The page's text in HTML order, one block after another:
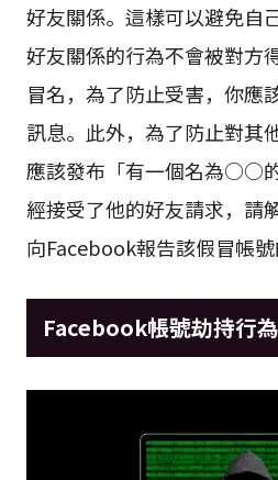
好友關係。這樣可以避免自
好友關係的行為不會被對方
冒名，為了防止受害，你應
訊息。此外，為了防止對其
應該發布「有一個名為○○
經接受了他的好友請求，請
向Facebook報告該假冒帳號
Facebook帳號劫持行為